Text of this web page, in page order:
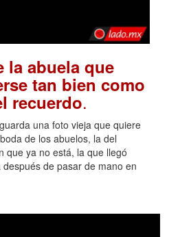
la abuela que
tan bien como
recuerdo.
una foto vieja que quiere
de los abuelos, la del
que ya no está, la que llegó
de pasar de mano en